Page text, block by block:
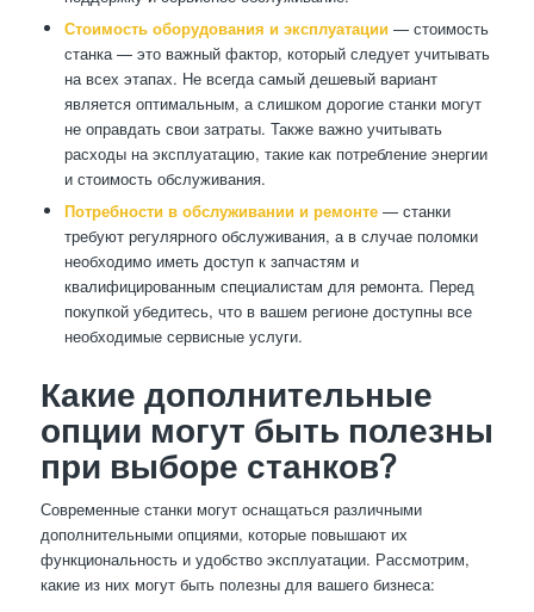
Стоимость оборудования и эксплуатации — стоимость
станка — это важный фактор, который следует учитывать
на всех этапах. Не всегда самый дешевый вариант
является оптимальным, а слишком дорогие станки могут
не оправдать свои затраты. Также важно учитывать
расходы на эксплуатацию, такие как потребление энергии
и стоимость обслуживания.
Потребности в обслуживании и ремонте— станки
требуют регулярного обслуживания, а в случае поломки
необходимо иметь доступ к запчастям и
квалифицированным специалистам для ремонта. Перед
покупкой убедитесь, что в вашем регионе доступны все
необходимые сервисные услуги.
Какие дополнительные
опции могут быть полезны
при выборе станков?
Современные станки могут оснащаться различными
дополнительными опциями, которые повышают их
функциональность и удобство эксплуатации. Рассмотрим,
какие из них могут быть полезны для вашего бизнеса: